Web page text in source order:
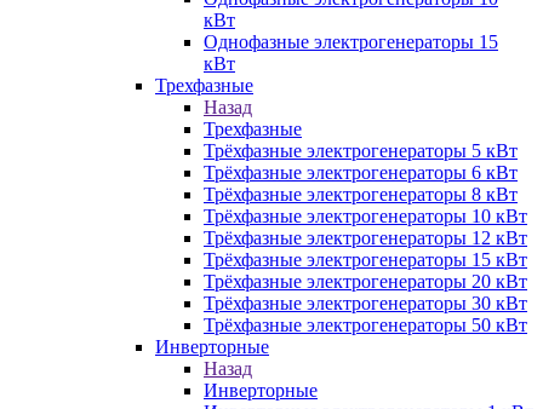
кВт
Однофазные электрогенераторы 15
кВт
Трехфазные
Назад
Трехфазные
Трёхфазные электрогенераторы 5 кВт
Трёхфазные электрогенераторы 6 кВт
Трёхфазные электрогенераторы 8 кВт
Трёхфазные электрогенераторы 10 кВт
Трёхфазные электрогенераторы 12 кВт
Трёхфазные электрогенераторы 15 кВт
Трёхфазные электрогенераторы 20 кВт
Трёхфазные электрогенераторы 30 кВт
Трёхфазные электрогенераторы 50 кВт
Инверторные
Назад
Инверторные